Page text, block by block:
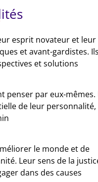
esprit novateur et leur
et avant-gardistes. Ils
et solutions
penser par eux-mêmes.
de leur personnalité,
le monde et de
Leur sens de la
dans des causes